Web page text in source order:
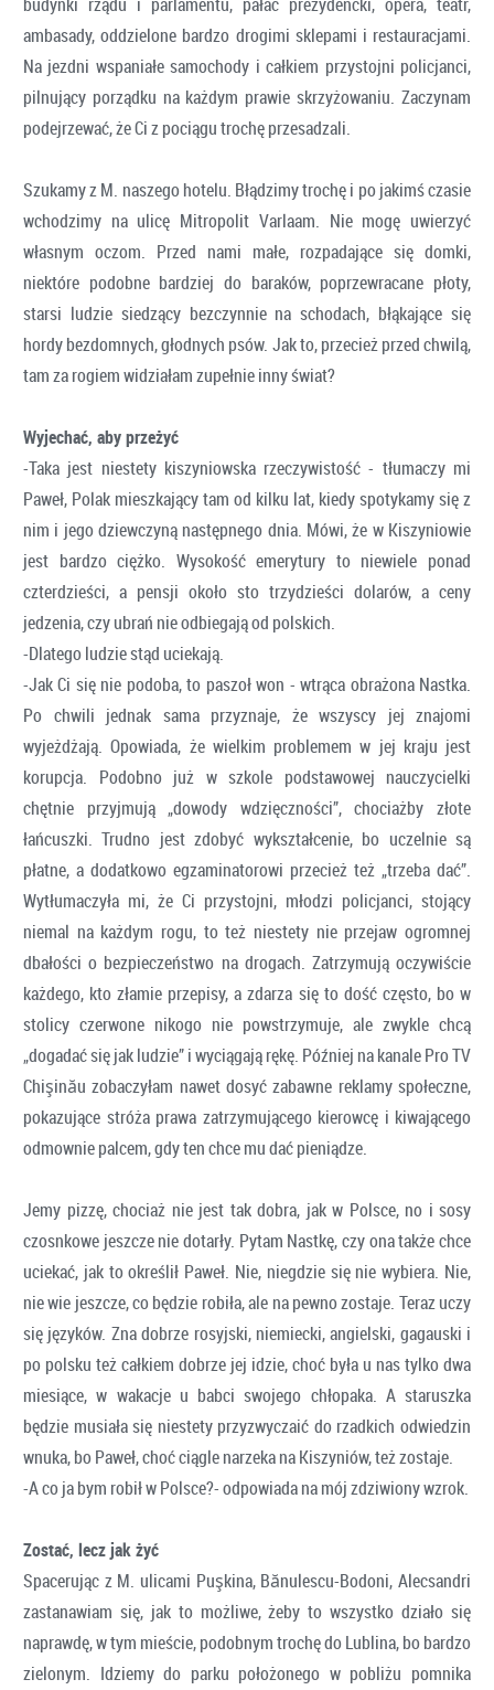
ambasady, oddzielone bardzo drogimi sklepami i restauracjami.
Na jezdni wspaniałe samochody i całkiem przystojni policjanci,
pilnujący porządku na każdym prawie skrzyżowaniu. Zaczynam
podejrzewać, że Ci z pociągu trochę przesadzali.
Szukamy z M. naszego hotelu. Błądzimy trochę i po jakimś czasie
wchodzimy na ulicę Mitropolit Varlaam. Nie mogę uwierzyć
własnym oczom. Przed nami małe, rozpadające się domki,
niektóre podobne bardziej do baraków, poprzewracane płoty,
starsi ludzie siedzący bezczynnie na schodach, błąkające się
hordy bezdomnych, głodnych psów. Jak to, przecież przed chwilą,
tam za rogiem widziałam zupełnie inny świat?
Wyjechać, aby przeżyć
-Taka jest niestety kiszyniowska rzeczywistość - tłumaczy mi
Paweł, Polak mieszkający tam od kilku lat, kiedy spotykamy się z
nim i jego dziewczyną następnego dnia. Mówi, że w Kiszyniowie
jest bardzo ciężko. Wysokość emerytury to niewiele ponad
czterdzieści, a pensji około sto trzydzieści dolarów, a ceny
jedzenia, czy ubrań nie odbiegają od polskich.
-Dlatego ludzie stąd uciekają.
-Jak Ci się nie podoba, to paszoł won - wtrąca obrażona Nastka.
Po chwili jednak sama przyznaje, że wszyscy jej znajomi
wyjeżdżają. Opowiada, że wielkim problemem w jej kraju jest
korupcja. Podobno już w szkole podstawowej nauczycielki
chętnie przyjmują „dowody wdzięczności”, chociażby złote
łańcuszki. Trudno jest zdobyć wykształcenie, bo uczelnie są
płatne, a dodatkowo egzaminatorowi przecież też „trzeba dać”.
Wytłumaczyła mi, że Ci przystojni, młodzi policjanci, stojący
niemal na każdym rogu, to też niestety nie przejaw ogromnej
dbałości o bezpieczeństwo na drogach. Zatrzymują oczywiście
każdego, kto złamie przepisy, a zdarza się to dość często, bo w
stolicy czerwone nikogo nie powstrzymuje, ale zwykle chcą
„dogadać się jak ludzie” i wyciągają rękę. Później na kanale Pro TV
Chişinău zobaczyłam nawet dosyć zabawne reklamy społeczne,
pokazujące stróża prawa zatrzymującego kierowcę i kiwającego
odmownie palcem, gdy ten chce mu dać pieniądze.
Jemy pizzę, chociaż nie jest tak dobra, jak w Polsce, no i sosy
czosnkowe jeszcze nie dotarły. Pytam Nastkę, czy ona także chce
uciekać, jak to określił Paweł. Nie, niegdzie się nie wybiera. Nie,
nie wie jeszcze, co będzie robiła, ale na pewno zostaje. Teraz uczy
się języków. Zna dobrze rosyjski, niemiecki, angielski, gagauski i
po polsku też całkiem dobrze jej idzie, choć była u nas tylko dwa
miesiące, w wakacje u babci swojego chłopaka. A staruszka
będzie musiała się niestety przyzwyczaić do rzadkich odwiedzin
wnuka, bo Paweł, choć ciągle narzeka na Kiszyniów, też zostaje.
-A co ja bym robił w Polsce?- odpowiada na mój zdziwiony wzrok.
Zostać, lecz jak żyć
Spacerując z M. ulicami Puşkina, Bănulescu-Bodoni, Alecsandri
zastanawiam się, jak to możliwe, żeby to wszystko działo się
naprawdę, w tym mieście, podobnym trochę do Lublina, bo bardzo
zielonym. Idziemy do parku położonego w pobliżu pomnika